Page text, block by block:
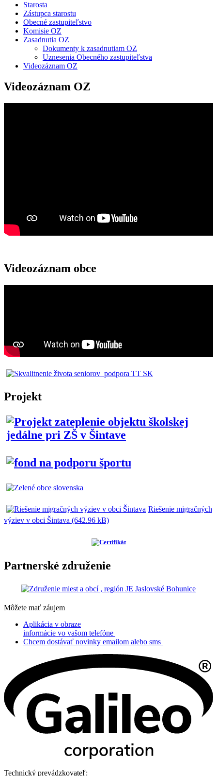
Starosta
Zástupca starostu
Obecné zastupiteľstvo
Komisie OZ
Zasadnutia OZ
Dokumenty k zasadnutiam OZ
Uznesenia Obecného zastupiteľstva
Videozáznam OZ
Videozáznam OZ
Videozáznam obce
Projekt
Riešenie migračných
výziev v obci Šintava (642.96 kB)
Partnerské združenie
Môžete mať záujem
Aplikácia v obraze
informácie vo vašom telefóne
Chcem dostávať novinky emailom alebo sms
Technický prevádzkovateľ: